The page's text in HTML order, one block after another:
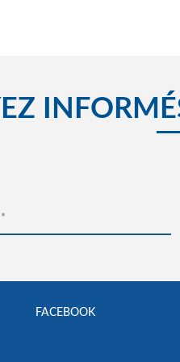
FACEBOOK